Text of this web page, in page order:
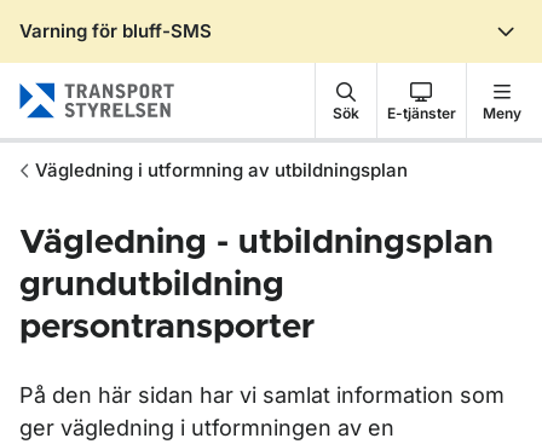
Varning för bluff-SMS
Sök E-tjänster Meny
Vägledning i utformning av utbildningsplan
Vägledning - utbildningsplan
grundutbildning
persontransporter
På den här sidan har vi samlat information som
ger vägledning i utformningen av en